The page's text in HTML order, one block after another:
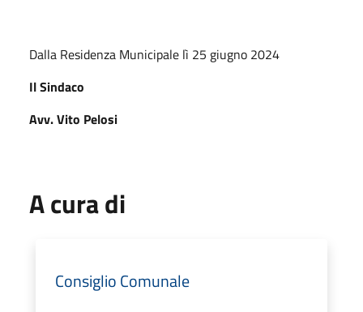
Dalla Residenza Municipale lì 25 giugno 2024
Il Sindaco
Avv. Vito Pelosi
A cura di
Consiglio Comunale